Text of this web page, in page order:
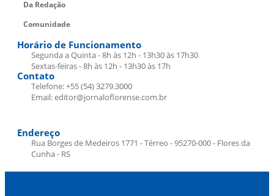
Da Redação
Comunidade
Horário de Funcionamento
Segunda a Quinta - 8h às 12h - 13h30 às 17h30
Sextas-feiras - 8h às 12h - 13h30 às 17h
Contato
Telefone: +55 (54) 3279.3000
Email: editor@jornaloflorense.com.br
Endereço
Rua Borges de Medeiros 1771 - Térreo - 95270-000 - Flores da
Cunha - RS